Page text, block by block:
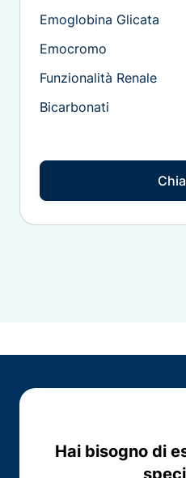
Emoglobina Glicata
Emocromo
Funzionalità Renale
Bicarbonati
Hai bisogno di